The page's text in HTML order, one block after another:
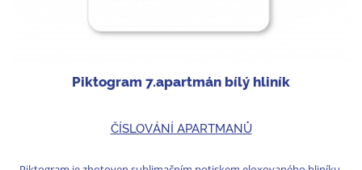
Piktogram 7.apartmán bílý hliník
ČÍSLOVÁNÍ APARTMANŮ